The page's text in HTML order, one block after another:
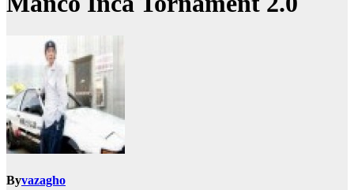
Byvazagho